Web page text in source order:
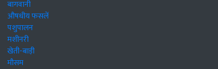
बागवानी
औषधीय फसलें
पशुपालन
मशीनरी
खेती-बाड़ी
मौसम